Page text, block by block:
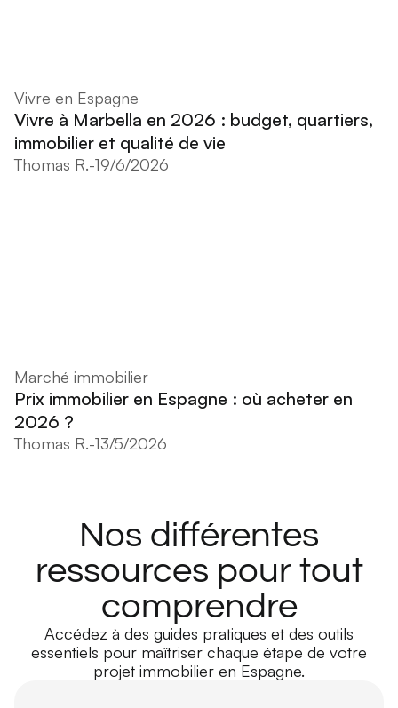
Vivre en Espagne
Vivre à Marbella en 2026 : budget, quartiers,
immobilier et qualité de vie
Thomas R.-19/6/2026
Marché immobilier
Prix immobilier en Espagne : où acheter en
2026 ?
Thomas R.-13/5/2026
Nos différentes
ressources pour tout
comprendre
Accédez à des guides pratiques et des outils
essentiels pour maîtriser chaque étape de votre
projet immobilier en Espagne.